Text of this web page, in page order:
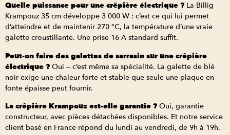
Quelle puissance pour une crêpière électrique ? La Billig
Krampouz 35 cm développe 3 000 W : c’est ce qui lui permet
d’atteindre et de maintenir 270 °C, la température d’une vraie
galette croustillante. Une prise 16 A standard suffit.
Peut-on faire des galettes de sarrasin sur une crêpière
électrique ? Oui — c’est même sa spécialité. La galette de blé
noir exige une chaleur forte et stable que seule une plaque en
fonte épaisse peut fournir.
La crêpière Krampouz est-elle garantie ? Oui, garantie
constructeur, avec pièces détachées disponibles. Et notre service
client basé en France répond du lundi au vendredi, de 9h à 19h.